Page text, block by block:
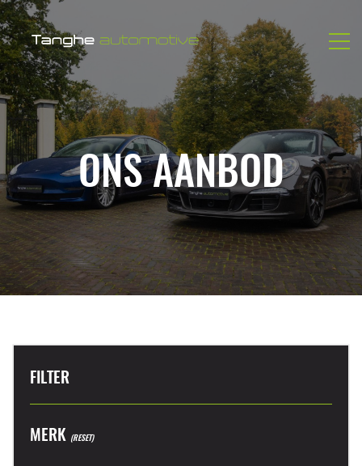
ONS AANBOD
FILTER
MERK (RESET)